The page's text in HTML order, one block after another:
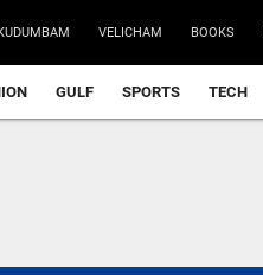
VELICHAM BOOKS
GULF SPORTS TECH